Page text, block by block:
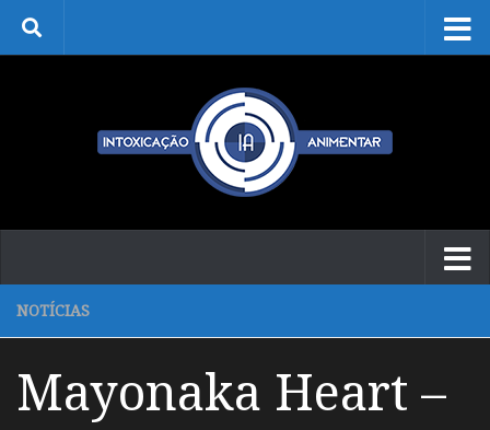
Skip to content
NOTÍCIAS
Mayonaka Heart –